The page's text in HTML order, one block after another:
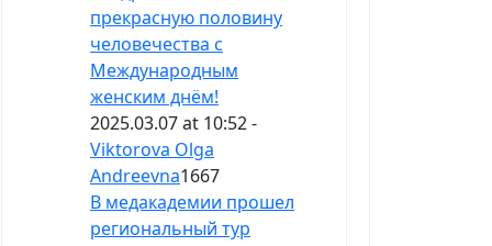
прекрасную половину
человечества с
Международным
женским днём!
2025.03.07 at 10:52 -
Viktorova Olga
Andreevna1667
В медакадемии прошел
региональный тур